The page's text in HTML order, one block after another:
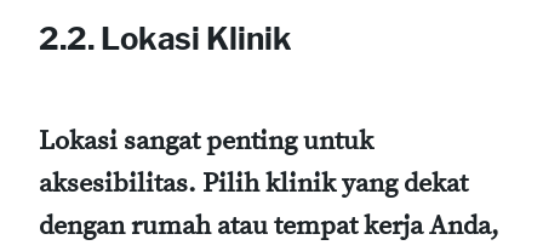
2.2. Lokasi Klinik
Lokasi sangat penting untuk
aksesibilitas. Pilih klinik yang dekat
dengan rumah atau tempat kerja Anda,